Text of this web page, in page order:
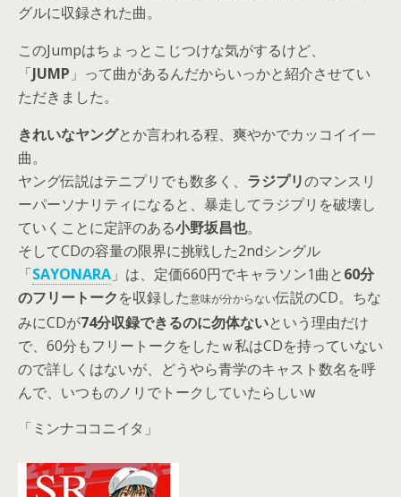
グルに収録された曲。
このJumpはちょっとこじつけな気がするけど、
「JUMP 」って曲があるんだからいっかと紹介させてい
ただきました。
きれいなヤングとか言われる程、爽やかでカッコイイ一
曲。
ヤング伝説はテニプリでも数多く、 ラジプリのマンスリ
ーパーソナリティになると、暴走してラジプリを破壊し
ていくことに定評のある小野坂昌也。
そしてCDの容量の限界に挑戦した2ndシングル
「SAYONARA 」は、定価660円でキャラソン1曲と60分
のフリートークを収録した意味が分からない伝説のCD。ちな
みにCDが74分収録できるのに勿体ないという理由だけ
で、60分もフリートークをしたｗ私はCDを持っていない
ので詳しくはないが、どうやら青学のキャスト数名を呼
んで、いつものノリでトークしていたらしいw
「ミンナココニイタ」